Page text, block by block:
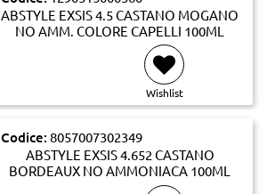
ABSTYLE EXSIS 4.5 CASTANO MOGANO
NO AMM. COLORE CAPELLI 100ML
Wishlist
Codice: 8057007302349
ABSTYLE EXSIS 4.652 CASTANO
BORDEAUX NO AMMONIACA 100ML